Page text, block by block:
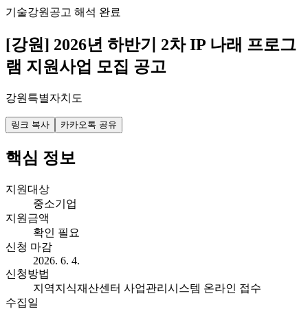
기술강원 공고 해석 완료
[강원] 2026년 하반기 2차 IP 나래 프로그
램 지원사업 모집 공고
강원특별자치도
링크 복사 카카오톡 공유
핵심 정보
지원대상
중소기업
지원금액
확인 필요
신청 마감
2026. 6. 4.
신청방법
지역지식재산센터 사업관리시스템 온라인 접수
수집일